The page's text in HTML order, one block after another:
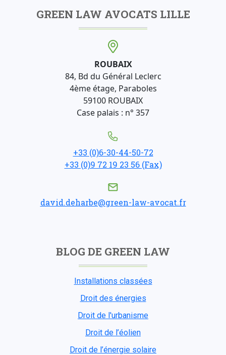
GREEN LAW AVOCATS LILLE
ROUBAIX
84, Bd du Général Leclerc
4ème étage, Paraboles
59100 ROUBAIX
Case palais : n° 357
+33 (0)6-30-44-50-72
+33 (0)9 72 19 23 56 (Fax)
david.deharbe@green-law-avocat.fr
BLOG DE GREEN LAW
Installations classées
Droit des énergies
Droit de l'urbanisme
Droit de l’éolien
Droit de l’énergie solaire